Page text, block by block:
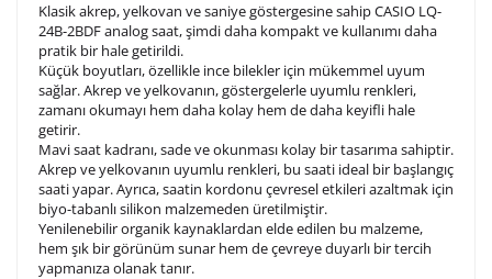
1. Satır
10 / 10
2. Satır
/ 10
3. Satır
Lütfen font seçiniz
Klasik akrep, yelkovan ve saniye göstergesine sahip CASIO LQ-
24B-2BDF analog saat, şimdi daha kompakt ve kullanımı daha
pratik bir hale getirildi.
Küçük boyutları, özellikle ince bilekler için mükemmel uyum
sağlar. Akrep ve yelkovanın, göstergelerle uyumlu renkleri,
zamanı okumayı hem daha kolay hem de daha keyifli hale
getirir.
Mavi saat kadranı, sade ve okunması kolay bir tasarıma sahiptir.
Akrep ve yelkovanın uyumlu renkleri, bu saati ideal bir başlangıç
saati yapar. Ayrıca, saatin kordonu çevresel etkileri azaltmak için
biyo-tabanlı silikon malzemeden üretilmiştir.
Yenilenebilir organik kaynaklardan elde edilen bu malzeme,
hem şık bir görünüm sunar hem de çevreye duyarlı bir tercih
yapmanıza olanak tanır.